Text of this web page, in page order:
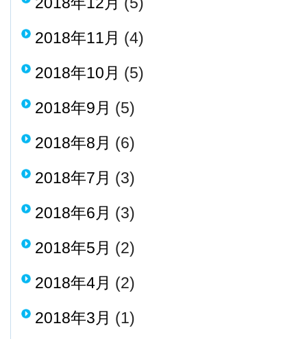
2018年11月 (4)
2018年10月 (5)
2018年9月 (5)
2018年8月 (6)
2018年7月 (3)
2018年6月 (3)
2018年5月 (2)
2018年4月 (2)
2018年3月 (1)